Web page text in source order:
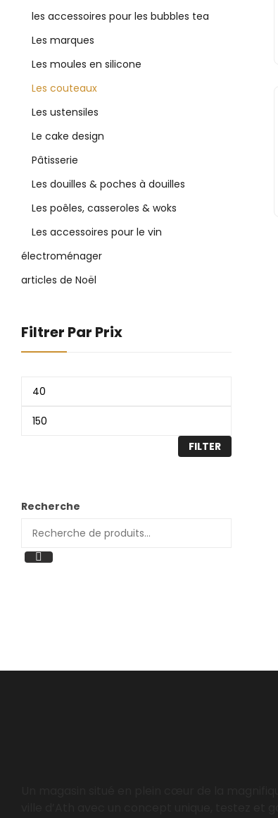
les accessoires pour les bubbles tea
Les marques
Les moules en silicone
Les couteaux
Les ustensiles
Le cake design
Pâtisserie
Les douilles & poches à douilles
Les poêles, casseroles & woks
Les accessoires pour le vin
électroménager
articles de Noël
Filtrer Par Prix
FILTER
Recherche